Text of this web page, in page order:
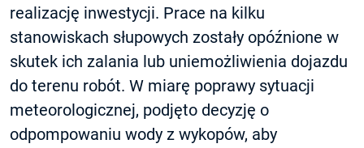
realizację inwestycji. Prace na kilku
stanowiskach słupowych zostały opóźnione w
skutek ich zalania lub uniemożliwienia dojazdu
do terenu robót. W miarę poprawy sytuacji
meteorologicznej, podjęto decyzję o
odpompowaniu wody z wykopów, aby